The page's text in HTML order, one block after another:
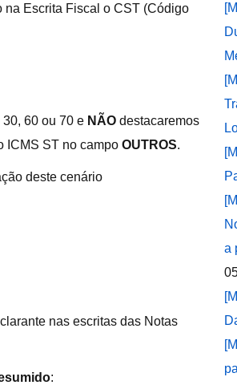
na Escrita Fiscal o CST (Código
60 ou 70 e NÃO destacaremos
ICMS ST no campo OUTROS.
deste cenário
nas escritas das Notas
:
a